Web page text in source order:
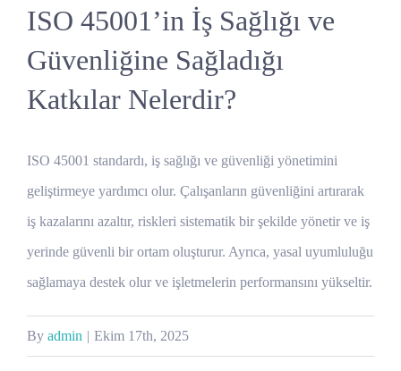
ISO 45001’in İş Sağlığı ve
Güvenliğine Sağladığı
Katkılar Nelerdir?
ISO 45001 standardı, iş sağlığı ve güvenliği yönetimini
geliştirmeye yardımcı olur. Çalışanların güvenliğini artırarak
iş kazalarını azaltır, riskleri sistematik bir şekilde yönetir ve iş
yerinde güvenli bir ortam oluşturur. Ayrıca, yasal uyumluluğu
sağlamaya destek olur ve işletmelerin performansını yükseltir.
By admin | Ekim 17th, 2025